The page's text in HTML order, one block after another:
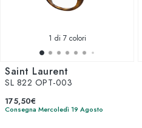
1 di 7 colori
Saint Laurent
SL 822 OPT-003
175,50€
Consegna Mercoledì 19 Agosto